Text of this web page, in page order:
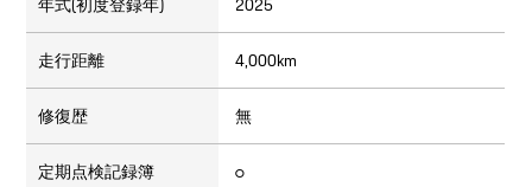
走行距離 4,000km
修復歴 無
定期点検記録簿 ○